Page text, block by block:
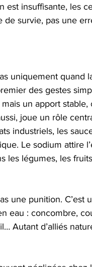
est insuffisante, les
de survie, pas une
uniquement quand
des gestes
un apport stable,
joue un rôle
industriels, les
Le sodium attire
les légumes, les
une punition. C’est
eau : concombre,
Autant d’alliés